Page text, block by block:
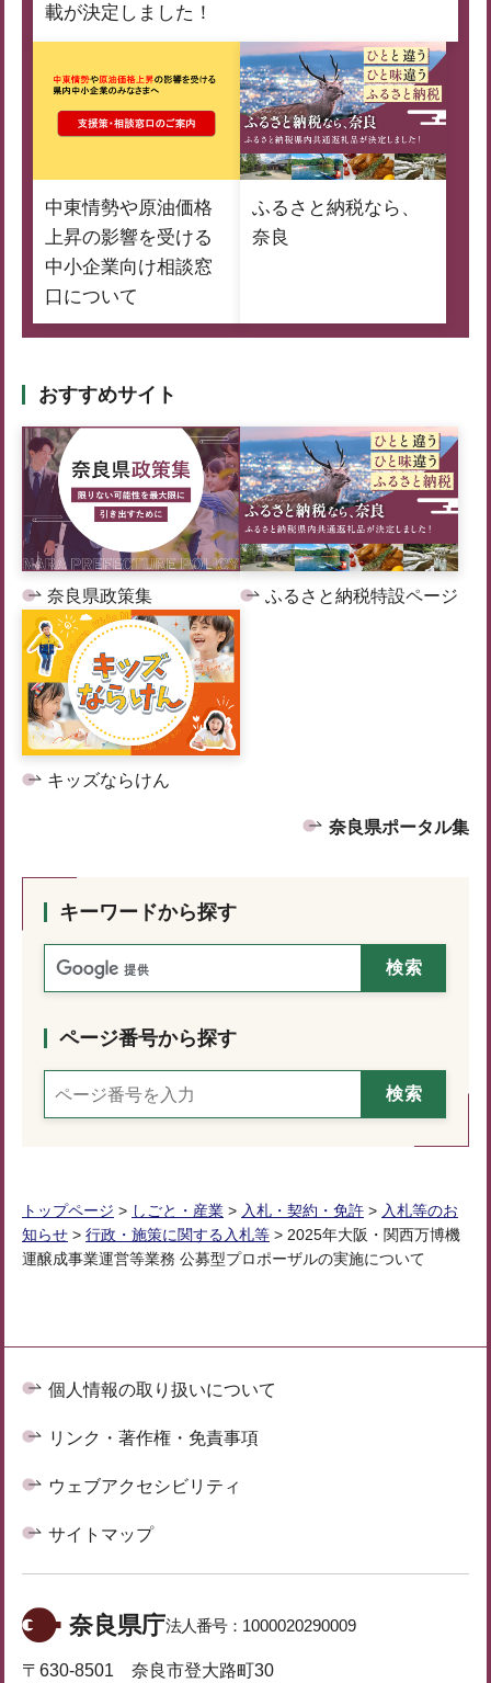
載が決定しました！
中東情勢や原油価格
上昇の影響を受ける
中小企業向け相談窓
口について
ふるさと納税なら、
奈良
おすすめサイト
奈良県政策集 ふるさと納税特設ページ
キッズならけん
奈良県ポータル集
キーワードから探す
ページ番号から探す
トップページ > しごと・産業 > 入札・契約・免許 > 入札等のお
知らせ > 行政・施策に関する入札等 > 2025年大阪・関西万博機
運醸成事業運営等業務 公募型プロポーザルの実施について
個人情報の取り扱いについて
リンク・著作権・免責事項
ウェブアクセシビリティ
サイトマップ
奈良県庁法人番号： 1000020290009
〒630-8501 奈良市登大路町30